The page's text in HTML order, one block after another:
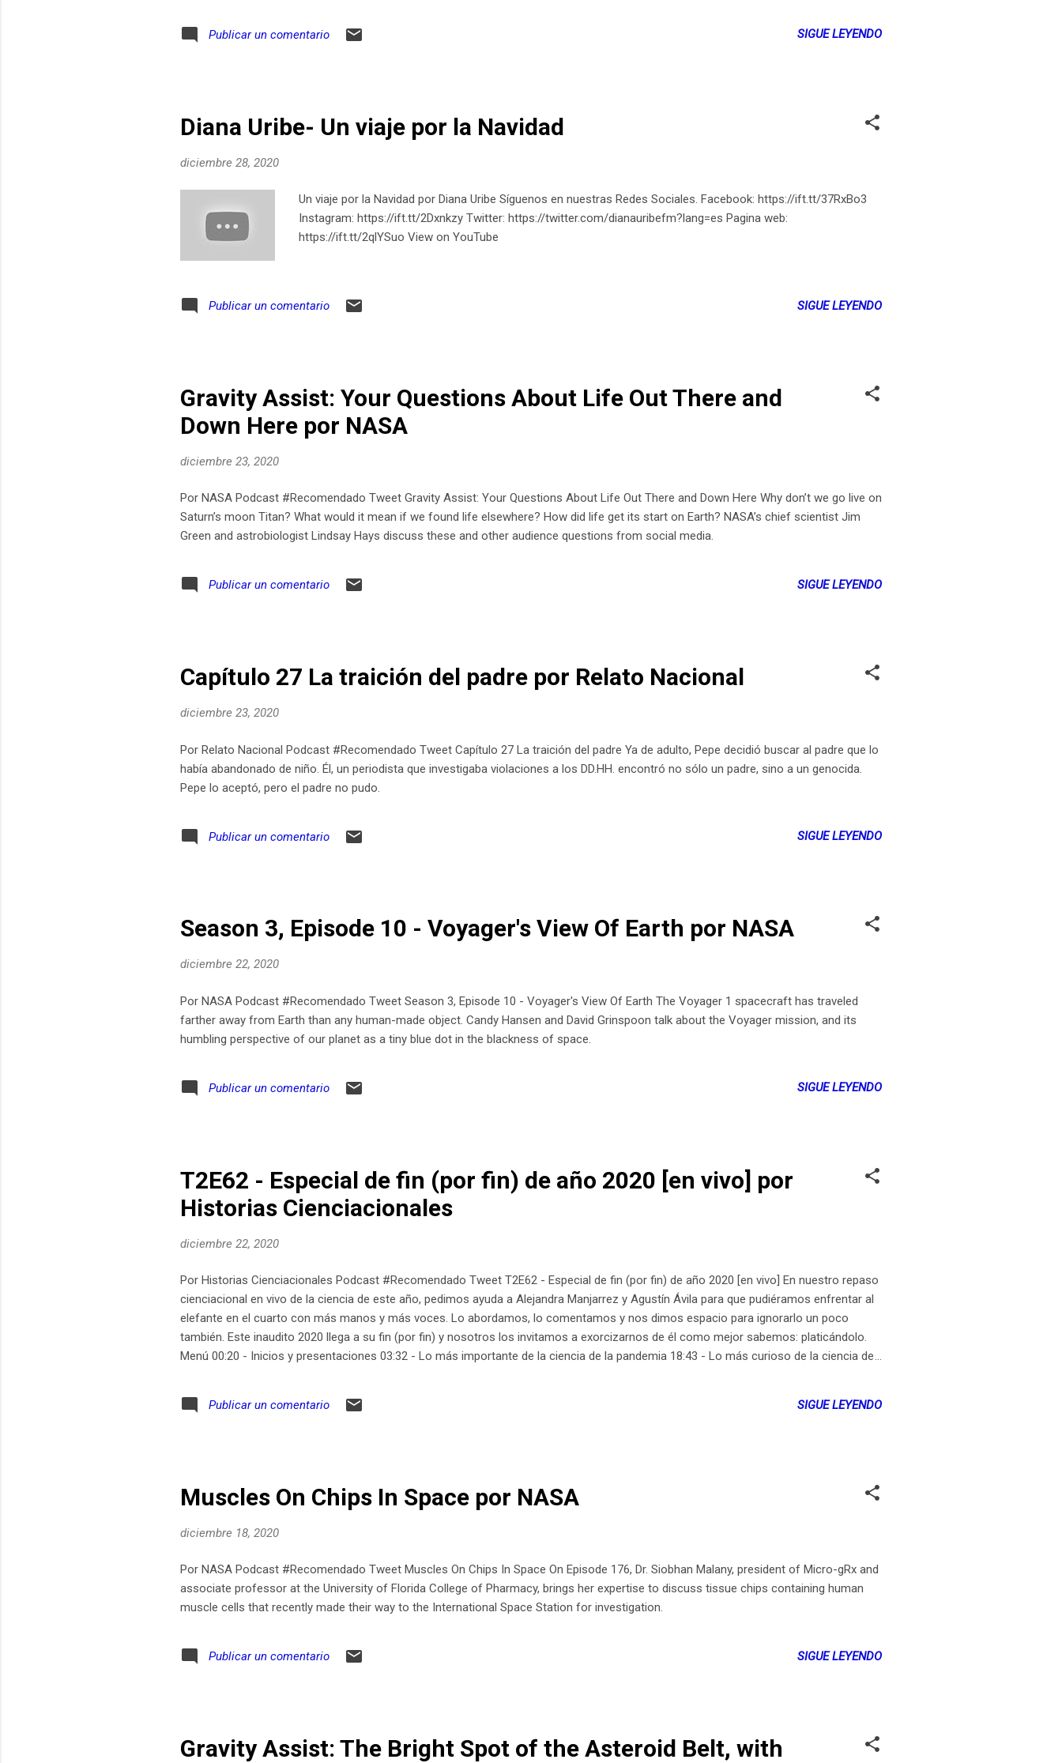
promueve el cuidado de Chiribiquete y nos invita a que seamos guardianes de este lugar. Pueden aprender más
Publicar un comentario SIGUE LEYENDO
Diana Uribe- Un viaje por la Navidad
diciembre 28, 2020
Un viaje por la Navidad por Diana Uribe Síguenos en nuestras Redes Sociales. Facebook: https://ift.tt/37RxBo3
Instagram: https://ift.tt/2Dxnkzy Twitter: https://twitter.com/dianauribefm?lang=es Pagina web:
https://ift.tt/2qlYSuo View on YouTube
Publicar un comentario SIGUE LEYENDO
Gravity Assist: Your Questions About Life Out There and
Down Here por NASA
diciembre 23, 2020
Por NASA Podcast #Recomendado Tweet Gravity Assist: Your Questions About Life Out There and Down Here Why don’t we go live on
Saturn’s moon Titan? What would it mean if we found life elsewhere? How did life get its start on Earth? NASA’s chief scientist Jim
Green and astrobiologist Lindsay Hays discuss these and other audience questions from social media.
Publicar un comentario SIGUE LEYENDO
Capítulo 27 La traición del padre por Relato Nacional
diciembre 23, 2020
Por Relato Nacional Podcast #Recomendado Tweet Capítulo 27 La traición del padre Ya de adulto, Pepe decidió buscar al padre que lo
había abandonado de niño. Él, un periodista que investigaba violaciones a los DD.HH. encontró no sólo un padre, sino a un genocida.
Pepe lo aceptó, pero el padre no pudo.
Publicar un comentario SIGUE LEYENDO
Season 3, Episode 10 - Voyager's View Of Earth por NASA
diciembre 22, 2020
Por NASA Podcast #Recomendado Tweet Season 3, Episode 10 - Voyager's View Of Earth The Voyager 1 spacecraft has traveled
farther away from Earth than any human-made object. Candy Hansen and David Grinspoon talk about the Voyager mission, and its
humbling perspective of our planet as a tiny blue dot in the blackness of space.
Publicar un comentario SIGUE LEYENDO
T2E62 - Especial de fin (por fin) de año 2020 [en vivo] por
Historias Cienciacionales
diciembre 22, 2020
Por Historias Cienciacionales Podcast #Recomendado Tweet T2E62 - Especial de fin (por fin) de año 2020 [en vivo] En nuestro repaso
cienciacional en vivo de la ciencia de este año, pedimos ayuda a Alejandra Manjarrez y Agustín Ávila para que pudiéramos enfrentar al
elefante en el cuarto con más manos y más voces. Lo abordamos, lo comentamos y nos dimos espacio para ignorarlo un poco
también. Este inaudito 2020 llega a su fin (por fin) y nosotros los invitamos a exorcizarnos de él como mejor sabemos: platicándolo.
Menú 00:20 - Inicios y presentaciones 03:32 - Lo más importante de la ciencia de la pandemia 18:43 - Lo más curioso de la ciencia de
Alejandra Manjarrez y Agustín Ávila Voces y contenido: Sofía Flores, Rodrigo Pacheco y Víctor Hernández Producción: Sofía Flores,
Rodrigo Pacheco y Víctor Hernández Edición: Víctor Hernández Voz en la rúbrica: Valeri...
Publicar un comentario SIGUE LEYENDO
Muscles On Chips In Space por NASA
diciembre 18, 2020
Por NASA Podcast #Recomendado Tweet Muscles On Chips In Space On Episode 176, Dr. Siobhan Malany, president of Micro-gRx and
associate professor at the University of Florida College of Pharmacy, brings her expertise to discuss tissue chips containing human
muscle cells that recently made their way to the International Space Station for investigation.
Publicar un comentario SIGUE LEYENDO
Gravity Assist: The Bright Spot of the Asteroid Belt, with